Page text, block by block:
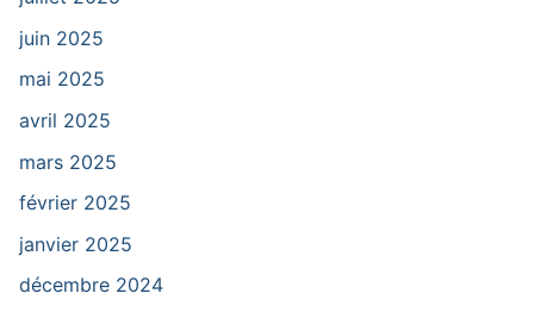
juin 2025
mai 2025
avril 2025
mars 2025
février 2025
janvier 2025
décembre 2024